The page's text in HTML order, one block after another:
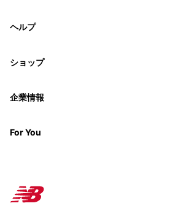
ヘルプ
ショップ
企業情報
For You